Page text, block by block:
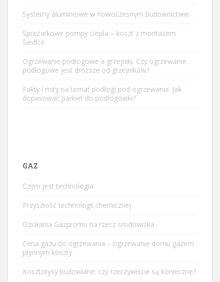
Systemy aluminiowe w nowoczesnym budownictwie
Sprężarkowe pompy ciepła – koszt z montażem
Śiedlce
Ogrzewanie podłogowe a grzejniki. Czy ogrzewanie
podłogowe jest droższe od grzejników?
Fakty i mity na temat podłogi pod ogrzewanie. Jak
dopasować parkiet do podłogówki?
GAZ
Czym jest technologia
Przyszłość technologii chemicznej
Działania Gazpromu na rzecz środowiska
Cena gazu do ogrzewania – ogrzewanie domu gazem
płynnym koszty
Kosztorysy budowlane: czy rzeczywiście są konieczne?